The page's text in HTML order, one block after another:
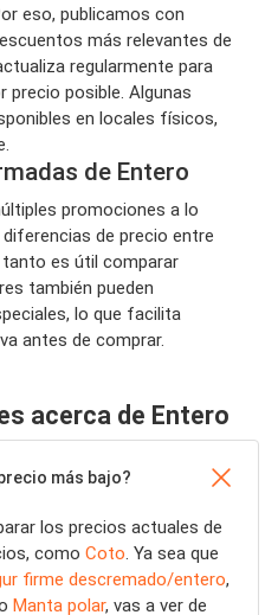
eso, publicamos con
más relevantes de
regularmente para
precio posible. Algunas
en locales físicos,
de Entero
promociones a lo
de precio entre
es útil comparar
también pueden
lo que facilita
antes de comprar.
acerca de Entero
más bajo?
los precios actuales de
como Coto . Ya sea que
firme descremado/entero,
Manta polar, vas a ver de